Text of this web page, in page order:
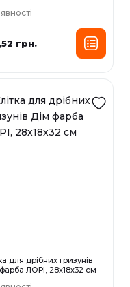
грн.
для дрібних гризунів
ЛОРІ, 28х18х32 см